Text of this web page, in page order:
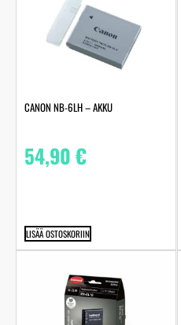
CANON NB-6LH – AKKU
54,90€
LISÄÄ OSTOSKORIIN